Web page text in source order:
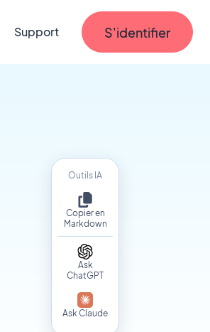
Support S'identifier
Outils IA
Copier en
Markdown
Ask
ChatGPT
Ask Claude